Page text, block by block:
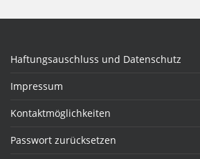
Haftungsauschluss und Datenschutz
Impressum
Kontaktmöglichkeiten
Passwort zurücksetzen